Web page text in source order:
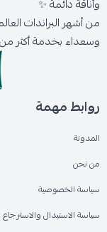
وأناقة دائمة ✨
من أشهر البراندات
وسعداء بخدمة أكثر من 300,000 عميل حول المملكة.
روابط مهمة
المدونة
من نحن
سياسة الخصوصية
سياسة الاستبدال والاسترجاع